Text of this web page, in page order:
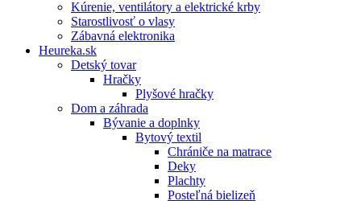
Kúrenie, ventilátory a elektrické krby
Starostlivosť o vlasy
Zábavná elektronika
Heureka.sk
Detský tovar
Hračky
Plyšové hračky
Dom a záhrada
Bývanie a doplnky
Bytový textil
Chrániče na matrace
Deky
Plachty
Posteľná bielizeň